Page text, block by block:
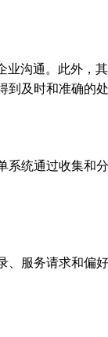
沟通。此外，
及时和准确的处
统通过收集和
服务请求和偏